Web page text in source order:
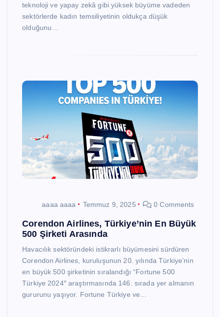
teknoloji ve yapay zekâ gibi yüksek büyüme vadeden
sektörlerde kadın temsiliyetinin oldukça düşük
olduğunu…
aaaa aaaa Temmuz 9, 2025 0 Comments
Corendon Airlines, Türkiye’nin En Büyük
500 Şirketi Arasında
Havacılık sektöründeki istikrarlı büyümesini sürdüren
Corendon Airlines, kuruluşunun 20. yılında Türkiye’nin
en büyük 500 şirketinin sıralandığı “Fortune 500
Türkiye 2024″ araştırmasında 146. sırada yer almanın
gururunu yaşıyor. Fortune Türkiye ve…